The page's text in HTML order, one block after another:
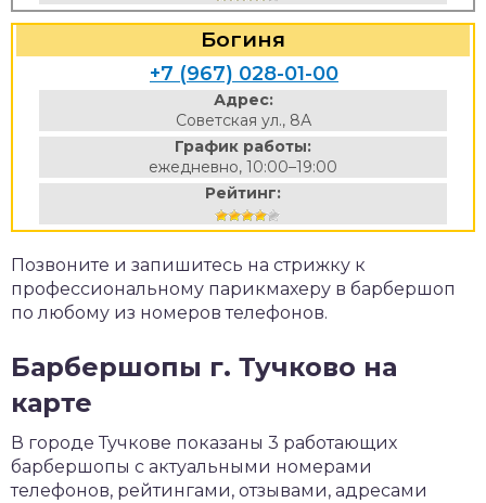
Богиня
+7 (967) 028-01-00
Адрес:
Советская ул., 8А
График работы:
ежедневно, 10:00–19:00
Рейтинг:
Позвоните и запишитесь на стрижку к
профессиональному парикмахеру в барбершоп
по любому из номеров телефонов.
Барбершопы г. Тучково на
карте
В городе Тучкове показаны 3 работающих
барбершопы с актуальными номерами
телефонов, рейтингами, отзывами, адресами